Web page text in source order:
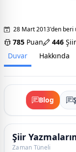
28 Mart 2013'den beri
785 Puan 446 Şiir
Duvar
Hakkında
Blog
Şiir
Zaman Tüneli